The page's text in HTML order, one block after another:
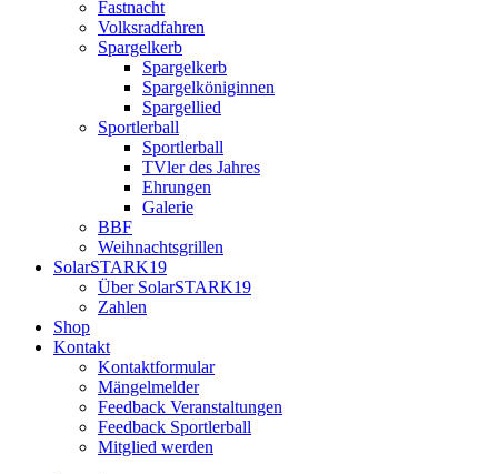
Fastnacht
Volksradfahren
Spargelkerb
Spargelkerb
Spargelköniginnen
Spargellied
Sportlerball
Sportlerball
TVler des Jahres
Ehrungen
Galerie
BBF
Weihnachtsgrillen
SolarSTARK19
Über SolarSTARK19
Zahlen
Shop
Kontakt
Kontaktformular
Mängelmelder
Feedback Veranstaltungen
Feedback Sportlerball
Mitglied werden